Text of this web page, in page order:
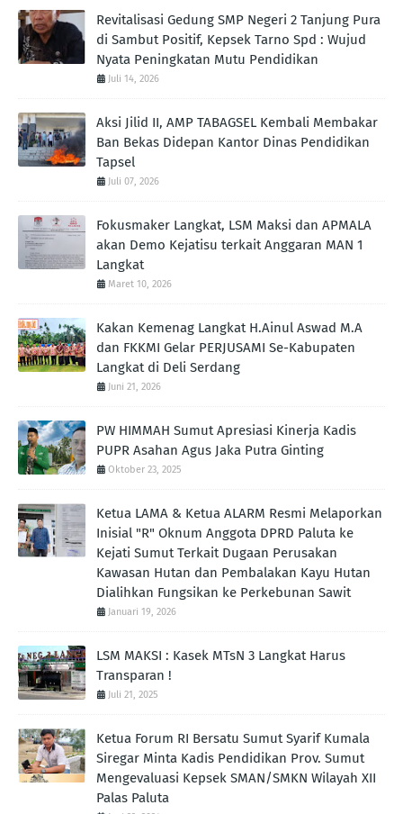
Revitalisasi Gedung SMP Negeri 2 Tanjung Pura
di Sambut Positif, Kepsek Tarno Spd : Wujud
Nyata Peningkatan Mutu Pendidikan
Juli 14, 2026
Aksi Jilid II, AMP TABAGSEL Kembali Membakar
Ban Bekas Didepan Kantor Dinas Pendidikan
Tapsel
Juli 07, 2026
Fokusmaker Langkat, LSM Maksi dan APMALA
akan Demo Kejatisu terkait Anggaran MAN 1
Langkat
Maret 10, 2026
Kakan Kemenag Langkat H.Ainul Aswad M.A
dan FKKMI Gelar PERJUSAMI Se-Kabupaten
Langkat di Deli Serdang
Juni 21, 2026
PW HIMMAH Sumut Apresiasi Kinerja Kadis
PUPR Asahan Agus Jaka Putra Ginting ‎
Oktober 23, 2025
Ketua LAMA & Ketua ALARM Resmi Melaporkan
Inisial "R" Oknum Anggota DPRD Paluta ke
Kejati Sumut Terkait Dugaan Perusakan
Kawasan Hutan dan Pembalakan Kayu Hutan
Dialihkan Fungsikan ke Perkebunan Sawit
Januari 19, 2026
LSM MAKSI : Kasek MTsN 3 Langkat Harus
Transparan !
Juli 21, 2025
Ketua Forum RI Bersatu Sumut Syarif Kumala
Siregar Minta Kadis Pendidikan Prov. Sumut
Mengevaluasi Kepsek SMAN/SMKN Wilayah XII
Palas Paluta